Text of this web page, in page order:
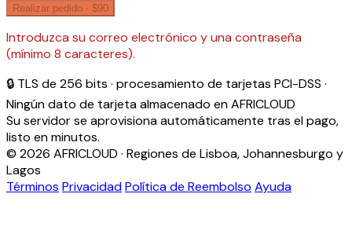
Realizar pedido · $90
Introduzca su correo electrónico y una contraseña
(mínimo 8 caracteres).
🔒 TLS de 256 bits · procesamiento de tarjetas PCI-DSS ·
Ningún dato de tarjeta almacenado en AFRICLOUD
Su servidor se aprovisiona automáticamente tras el pago,
listo en minutos.
© 2026 AFRICLOUD · Regiones de Lisboa, Johannesburgo y
Lagos
Términos PrivacidadPolítica de Reembolso Ayuda